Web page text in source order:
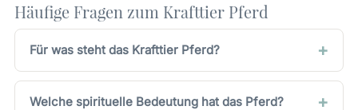
Häufige Fragen zum Krafttier Pferd
Für was steht das Krafttier Pferd?
Welche spirituelle Bedeutung hat das Pferd?